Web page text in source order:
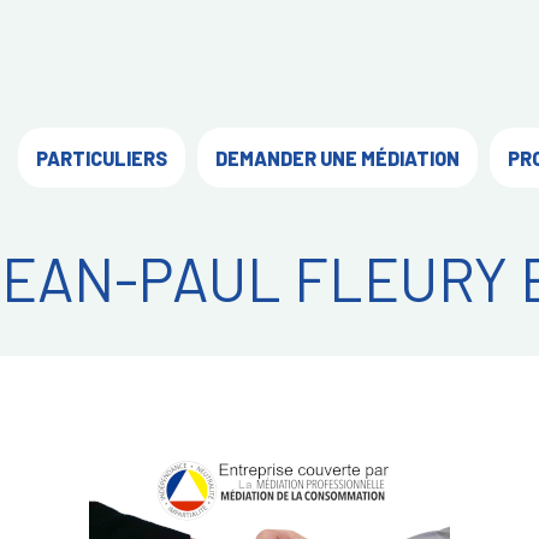
PARTICULIERS DEMANDER UNE MÉDIATION
PAUL FLEURY